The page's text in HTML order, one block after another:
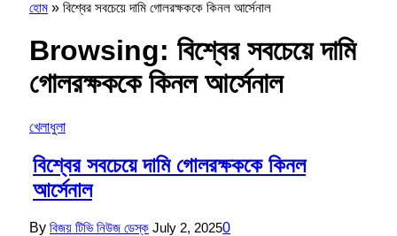
হোম » বিশ্বের সবচেয়ে দামি গোলরক্ষককে কিনল আর্সেনাল
Browsing: বিশ্বের সবচেয়ে দামি
গোলরক্ষককে কিনল আর্সেনাল
খেলাধুলা
বিশ্বের সবচেয়ে দামি গোলরক্ষককে কিনল
আর্সেনাল
By বিজয় টিভি নিউজ ডেস্ক July 2, 20250